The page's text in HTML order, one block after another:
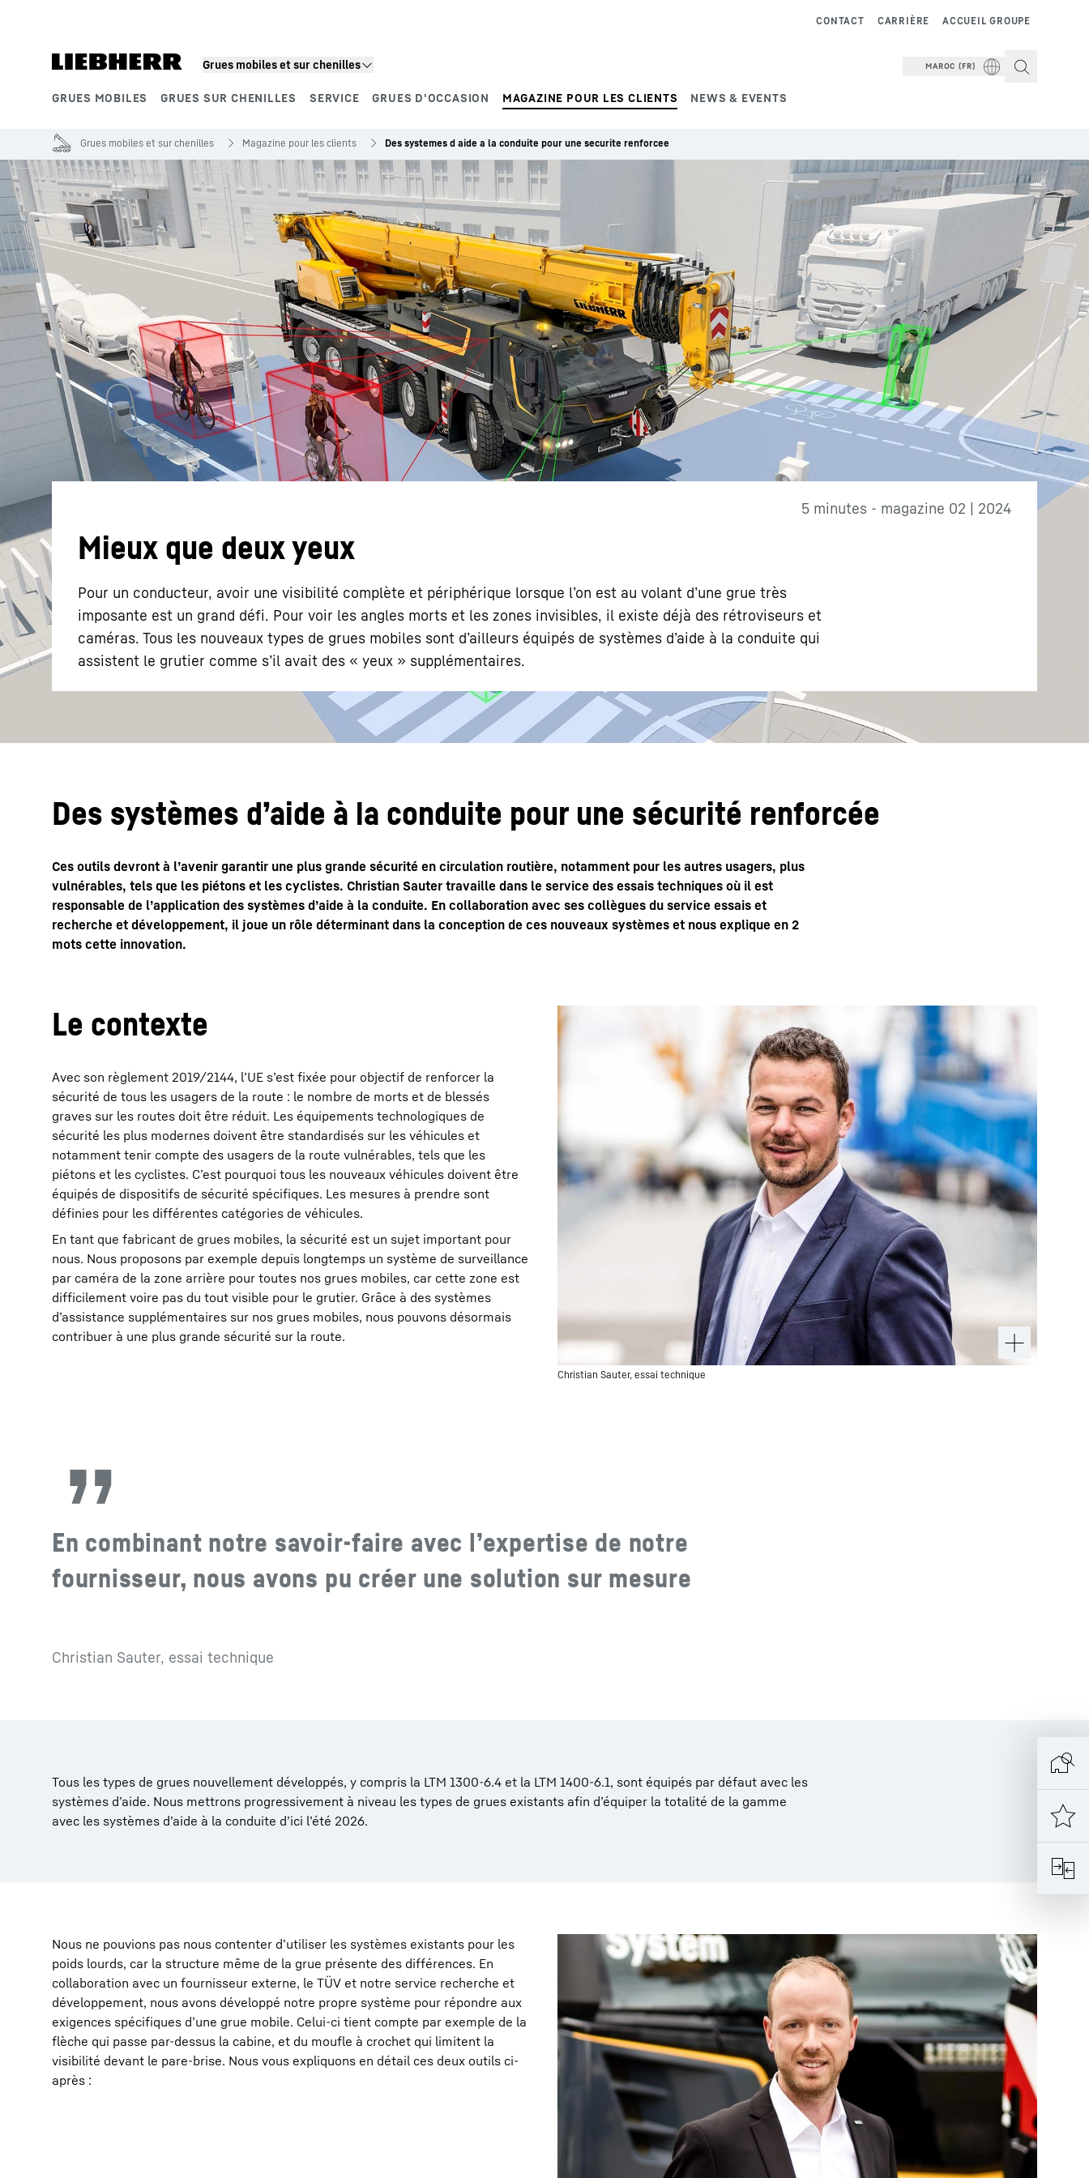
Grues mobiles et sur chenilles
GRUES MOBILES GRUES SUR CHENILLES SERVICE GRUES D'OCCASION MAGAZINE POUR LES CLIENTS NEWS & EVENTS
ACCUEIL GROUPE
CARRIÈRE
CONTACT
MAROC (FR)
Grues mobiles et sur chenilles Magazine pour les clients Des systemes d aide a la conduite pour une securite renforcee
5 minutes - magazine 02 | 2024
Mieux que deux yeux
Pour un conducteur, avoir une visibilité complète et périphérique lorsque lʼon est au volant dʼune grue très
imposante est un grand défi. Pour voir les angles morts et les zones invisibles, il existe déjà des rétroviseurs et
caméras. Tous les nouveaux types de grues mobiles sont dʼailleurs équipés de systèmes dʼaide à la conduite qui
assistent le grutier comme sʼil avait des « yeux » supplémentaires.
Des systèmes dʼaide à la conduite pour une sécurité renforcée
Ces outils devront à lʼavenir garantir une plus grande sécurité en circulation routière, notamment pour les autres usagers, plus
vulnérables, tels que les piétons et les cyclistes. Christian Sauter travaille dans le service des essais techniques où il est
responsable de lʼapplication des systèmes dʼaide à la conduite. En collaboration avec ses collègues du service essais et
recherche et développement, il joue un rôle déterminant dans la conception de ces nouveaux systèmes et nous explique en 2
mots cette innovation.
Christian Sauter, essai technique
Le contexte
Avec son règlement 2019/2144, lʼUE sʼest fixée pour objectif de renforcer la
sécurité de tous les usagers de la route : le nombre de morts et de blessés
graves sur les routes doit être réduit. Les équipements technologiques de
sécurité les plus modernes doivent être standardisés sur les véhicules et
notamment tenir compte des usagers de la route vulnérables, tels que les
piétons et les cyclistes. Cʼest pourquoi tous les nouveaux véhicules doivent être
équipés de dispositifs de sécurité spécifiques. Les mesures à prendre sont
définies pour les différentes catégories de véhicules.
En tant que fabricant de grues mobiles, la sécurité est un sujet important pour
nous. Nous proposons par exemple depuis longtemps un système de surveillance
par caméra de la zone arrière pour toutes nos grues mobiles, car cette zone est
difficilement voire pas du tout visible pour le grutier. Grâce à des systèmes
dʼassistance supplémentaires sur nos grues mobiles, nous pouvons désormais
contribuer à une plus grande sécurité sur la route.
En combinant notre savoir-faire avec lʼexpertise de notre
fournisseur, nous avons pu créer une solution sur mesure
Christian Sauter, essai technique
Tous les types de grues nouvellement développés, y compris la LTM 1300-6.4 et la LTM 1400-6.1, sont équipés par défaut avec les
systèmes dʼaide. Nous mettrons progressivement à niveau les types de grues existants afin dʼéquiper la totalité de la gamme
avec les systèmes dʼaide à la conduite dʼici lʼété 2026.
Nous ne pouvions pas nous contenter dʼutiliser les systèmes existants pour les
poids lourds, car la structure même de la grue présente des différences. En
collaboration avec un fournisseur externe, le TÜV et notre service recherche et
développement, nous avons développé notre propre système pour répondre aux
exigences spécifiques dʼune grue mobile. Celui-ci tient compte par exemple de la
flèche qui passe par-dessus la cabine, et du moufle à crochet qui limitent la
visibilité devant le pare-brise. Nous vous expliquons en détail ces deux outils ci-
après :